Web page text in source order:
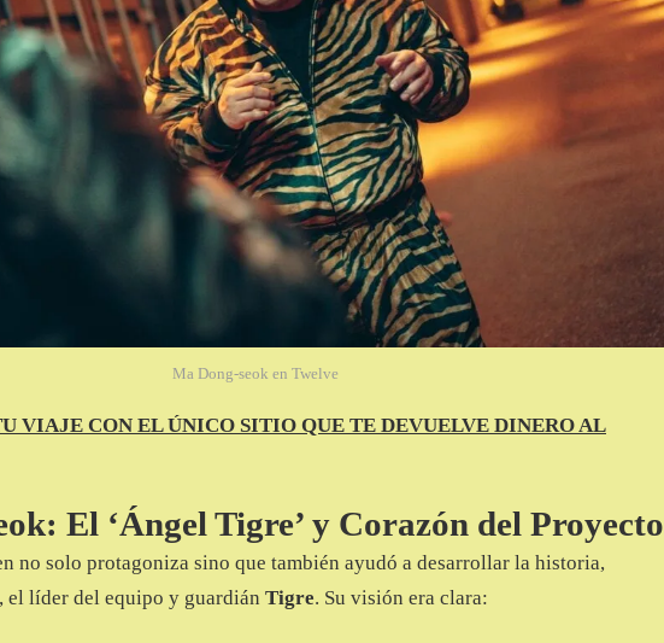
Ma Dong-seok en Twelve
VIAJE CON EL ÚNICO SITIO QUE TE DEVUELVE DINERO AL
El ‘Ángel Tigre’ y Corazón del Proyecto
no solo protagoniza sino que también ayudó a desarrollar la historia,
, el líder del equipo y guardián Tigre. Su visión era clara: